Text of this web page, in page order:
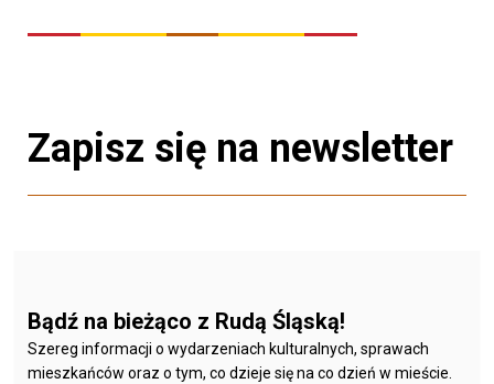
Zapisz się na newsletter
Bądź na bieżąco z Rudą Śląską!
Szereg informacji o wydarzeniach kulturalnych, sprawach
mieszkańców oraz o tym, co dzieje się na co dzień w mieście.